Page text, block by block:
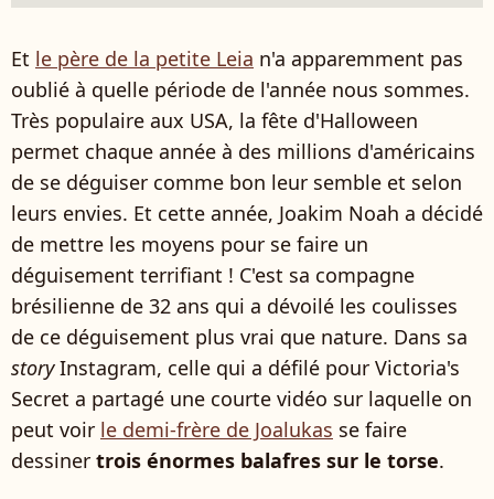
Et le père de la petite Leia n'a apparemment pas
oublié à quelle période de l'année nous sommes.
Très populaire aux USA, la fête d'Halloween
permet chaque année à des millions d'américains
de se déguiser comme bon leur semble et selon
leurs envies. Et cette année, Joakim Noah a décidé
de mettre les moyens pour se faire un
déguisement terrifiant ! C'est sa compagne
brésilienne de 32 ans qui a dévoilé les coulisses
de ce déguisement plus vrai que nature. Dans sa
storyInstagram, celle qui a défilé pour Victoria's
Secret a partagé une courte vidéo sur laquelle on
peut voir le demi-frère de Joalukas se faire
dessiner trois énormes balafres sur le torse.